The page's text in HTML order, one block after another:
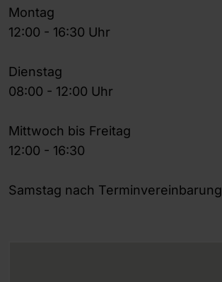
Montag
12:00 - 16:30 Uhr
Dienstag
08:00 - 12:00 Uhr
Mittwoch bis Freitag
12:00 - 16:30
Samstag nach Terminvereinbarung